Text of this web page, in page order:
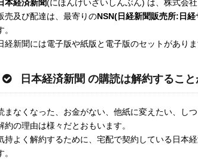
本経済新聞(にほんけいざいしんぶん) は、株式会
売及び配達は、最寄りのNSN(日経新聞販売所:日
。
経新聞には電子版や紙版と電子版のセットがありま
日本経済新聞 の購読は解約するこ
まなくなった、お金がない、他紙に変えたい、し
約の理由は様々だとおもいます。
持よく解約するために、宅配で契約している日本
。